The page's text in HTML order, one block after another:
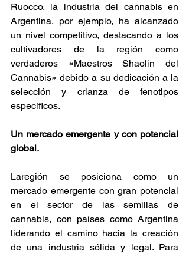
Ruocco, la industria del cannabis en
Argentina, por ejemplo, ha alcanzado
un nivel competitivo, destacando a los
cultivadores de la región como
verdaderos «Maestros Shaolin del
Cannabis» debido a su dedicación a la
selección y crianza de fenotipos
específicos​.
Un mercado emergente y con potencial
global.
Laregión se posiciona como un
mercado emergente con gran potencial
en el sector de las semillas de
cannabis, con países como Argentina
liderando el camino hacia la creación
de una industria sólida y legal. Para